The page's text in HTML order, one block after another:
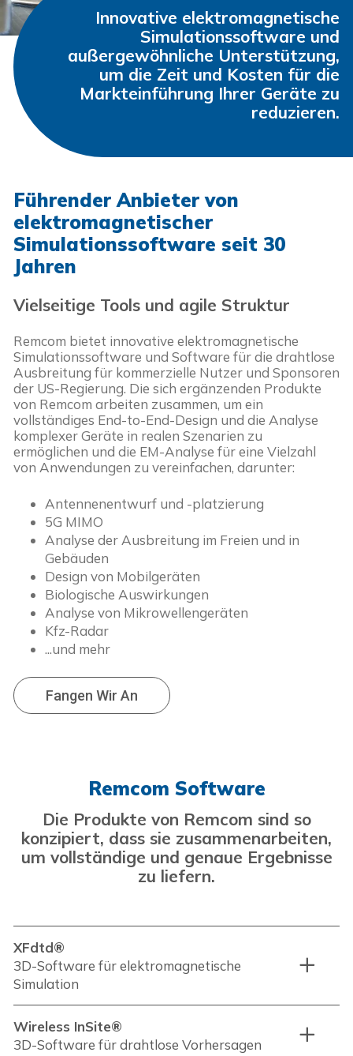
Innovative elektromagnetische
Simulationssoftware und
außergewöhnliche Unterstützung,
um die Zeit und Kosten für die
Markteinführung Ihrer Geräte zu
reduzieren.
Führender Anbieter von
elektromagnetischer
Simulationssoftware seit 30
Jahren
Vielseitige Tools und agile Struktur
Remcom bietet innovative elektromagnetische
Simulationssoftware und Software für die drahtlose
Ausbreitung für kommerzielle Nutzer und Sponsoren
der US-Regierung. Die sich ergänzenden Produkte
von Remcom arbeiten zusammen, um ein
vollständiges End-to-End-Design und die Analyse
komplexer Geräte in realen Szenarien zu
ermöglichen und die EM-Analyse für eine Vielzahl
von Anwendungen zu vereinfachen, darunter:
Antennenentwurf und -platzierung
5G MIMO
Analyse der Ausbreitung im Freien und in
Gebäuden
Design von Mobilgeräten
Biologische Auswirkungen
Analyse von Mikrowellengeräten
Kfz-Radar
...und mehr
Fangen Wir An
Remcom Software
Die Produkte von Remcom sind so
konzipiert, dass sie zusammenarbeiten,
um vollständige und genaue Ergebnisse
zu liefern.
XFdtd®
3D-Software für elektromagnetische
Simulation
Wireless InSite®
3D-Software für drahtlose Vorhersagen